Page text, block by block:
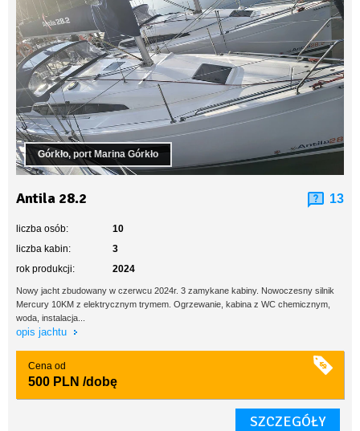
Górkło, port Marina Górkło
Antila 28.2 13
liczba osób:
10
liczba kabin:
3
rok produkcji:
2024
Nowy jacht zbudowany w czerwcu 2024r. 3 zamykane kabiny. Nowoczesny silnik
Mercury 10KM z elektrycznym trymem. Ogrzewanie, kabina z WC chemicznym,
woda, instalacja...
opis jachtu
Cena od
500 PLN /dobę
SZCZEGÓŁY